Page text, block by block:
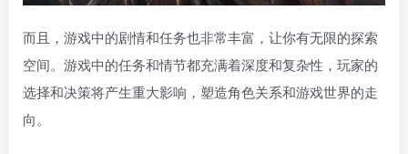
而且，游戏中的剧情和任务也非常丰富，让你有无限的探索
空间。游戏中的任务和情节都充满着深度和复杂性，玩家的
选择和决策将产生重大影响，塑造角色关系和游戏世界的走
向。